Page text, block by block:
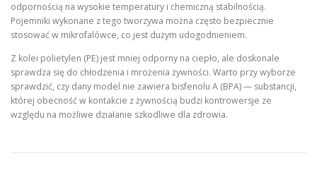
odpornością na wysokie temperatury i chemiczną stabilnością.
Pojemniki wykonane z tego tworzywa można często bezpiecznie
stosować w mikrofalówce, co jest dużym udogodnieniem.
Z kolei polietylen (PE) jest mniej odporny na ciepło, ale doskonale
sprawdza się do chłodzenia i mrożenia żywności. Warto przy wyborze
sprawdzić, czy dany model nie zawiera bisfenolu A (BPA) — substancji,
której obecność w kontakcie z żywnością budzi kontrowersje ze
względu na możliwe działanie szkodliwe dla zdrowia.